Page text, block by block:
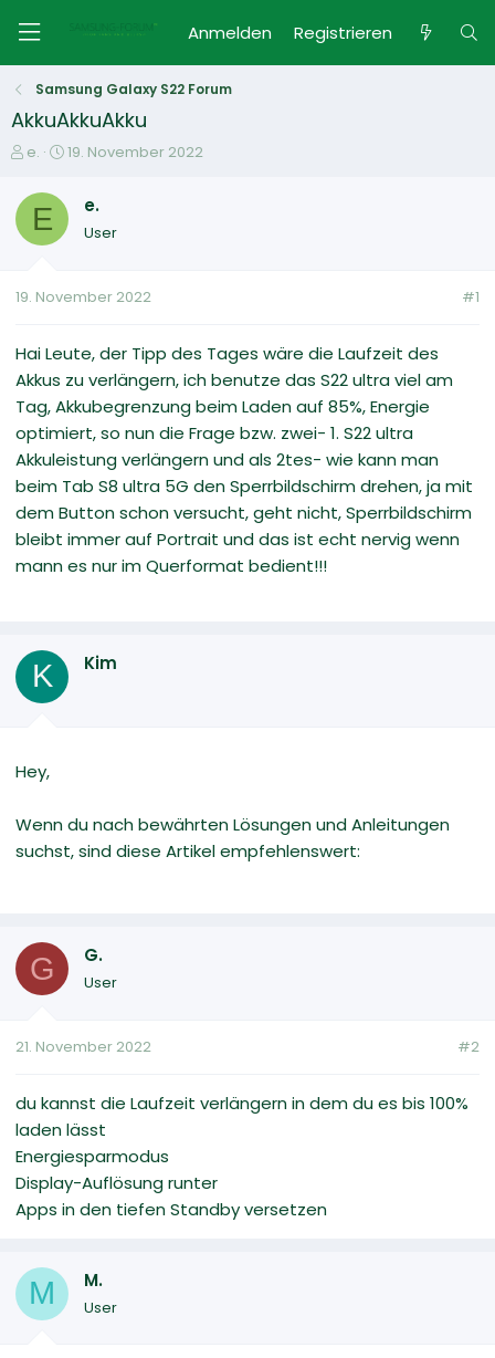
Anmelden Registrieren
Samsung Galaxy S22 Forum
AkkuAkkuAkku
E
s
e
e
e.
E
t
t
m
19. November 2022
E e.
User
19. November 2022 #1
Hai Leute, der Tipp des Tages wäre die Laufzeit des
Akkus zu verlängern, ich benutze das S22 ultra viel am
Tag, Akkubegrenzung beim Laden auf 85%, Energie
optimiert, so nun die Frage bzw. zwei- 1. S22 ultra
Akkuleistung verlängern und als 2tes- wie kann man
beim Tab S8 ultra 5G den Sperrbildschirm drehen, ja mit
dem Button schon versucht, geht nicht, Sperrbildschirm
bleibt immer auf Portrait und das ist echt nervig wenn
mann es nur im Querformat bedient!!!
K Kim
Hey,
Wenn du nach bewährten Lösungen und Anleitungen
suchst, sind diese Artikel empfehlenswert:
G G.
User
21. November 2022 #2
du kannst die Laufzeit verlängern in dem du es bis 100%
laden lässt
Energiesparmodus
Display-Auflösung runter
Apps in den tiefen Standby versetzen
M M.
User